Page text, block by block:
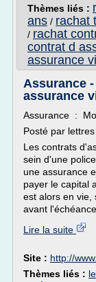
Thèmes liés :
ans / rachat
/ rachat
contrat d
assurance
Assurance
assurance
Assurance :
Posté par
Les contrats
sein d'une
une assurance
payer le capital
est alors en vie,
avant
Lire la suite
Site : http://
Thèmes liés :